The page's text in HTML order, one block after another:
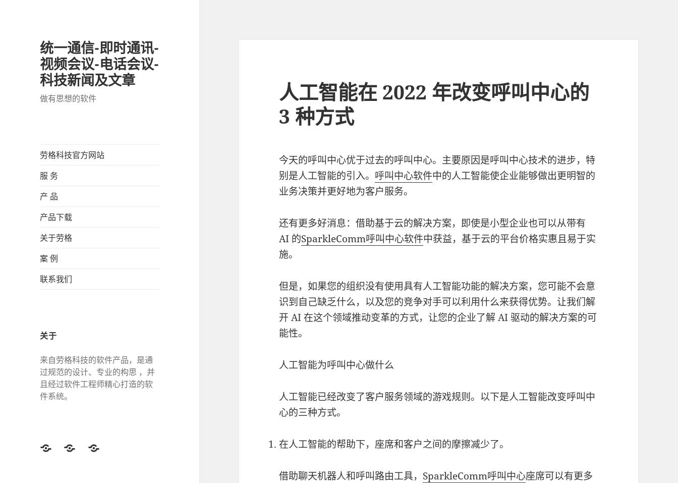
统一通信-即时通讯-
视频会议-电话会议-
科技新闻及文章
做有思想的软件
劳格科技官方网站
服 务
产 品
产品下载
关于劳格
案 例
联系我们
关于
来自劳格科技的软件产品，是通
过规范的设计、专业的构思 ，并
且经过软件工程师精心打造的软
件系统。
TwitterFacebookGoogle
人工智能在 2022 年改变呼叫中心的
3 种方式
今天的呼叫中心优于过去的呼叫中心。主要原因是呼叫中心技术的进步，特
别是人工智能的引入。 呼叫中心软件中的人工智能使企业能够做出更明智的
业务决策并更好地为客户服务。
还有更多好消息：借助基于云的解决方案，即使是小型企业也可以从带有
AI 的SparkleComm呼叫中心软件中获益，基于云的平台价格实惠且易于实
施。
但是，如果您的组织没有使用具有人工智能功能的解决方案，您可能不会意
识到自己缺乏什么，以及您的竞争对手可以利用什么来获得优势。让我们解
开 AI 在这个领域推动变革的方式，让您的企业了解 AI 驱动的解决方案的可
能性。
人工智能为呼叫中心做什么
人工智能已经改变了客户服务领域的游戏规则。以下是人工智能改变呼叫中
心的三种方式。
在人工智能的帮助下，座席和客户之间的摩擦减少了。
借助聊天机器人和呼叫路由工具， SparkleComm呼叫中心座席可以有更多